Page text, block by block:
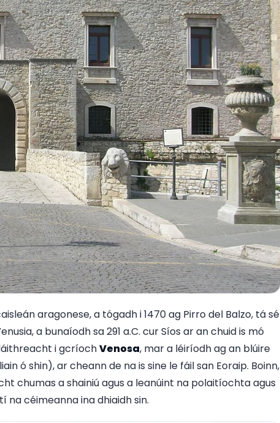
aragonese, a tógadh i 1470 ag Pirro del Balzo, tá sé
a bunaíodh sa 291 a.C. cur Síos ar an chuid is mó
i gcríochVenosa, mar a léiríodh ag an blúire
ó shin), ar cheann de na is sine le fáil san Eoraip. Boinn,
chumas a shainiú agus a leanúint na polaitíochta agus
céimeanna ina dhiaidh sin.